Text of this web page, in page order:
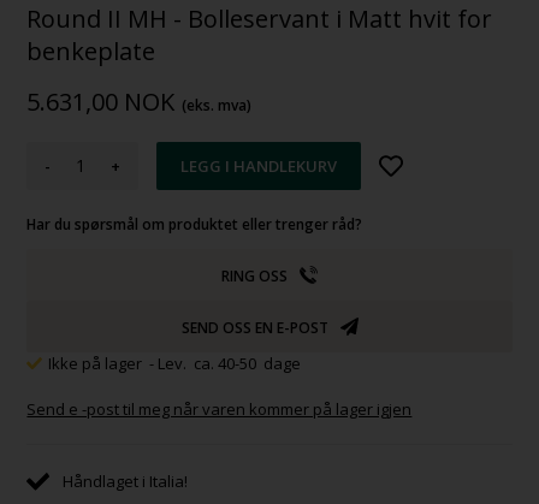
Round II MH - Bolleservant i Matt hvit for
benkeplate
5.631,00 NOK (eks. mva)
- +
Har du spørsmål om produktet eller trenger råd?
RING OSS
SEND OSS EN E-POST
Ikke på lager - Lev. ca. 40-50 dage
Send e -post til meg når varen kommer på lager igjen
Håndlaget i Italia!